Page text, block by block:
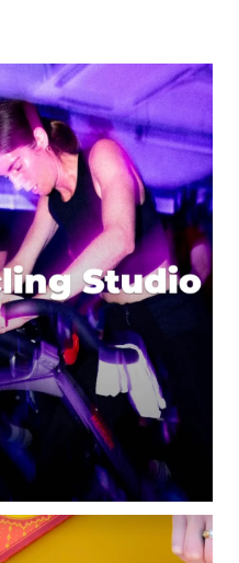
être surpris mais oui
, on s’est contentés
maison se fut un
deux pâtes pizza
)
à dire !
pas publiée. Les
avec*
commentaires